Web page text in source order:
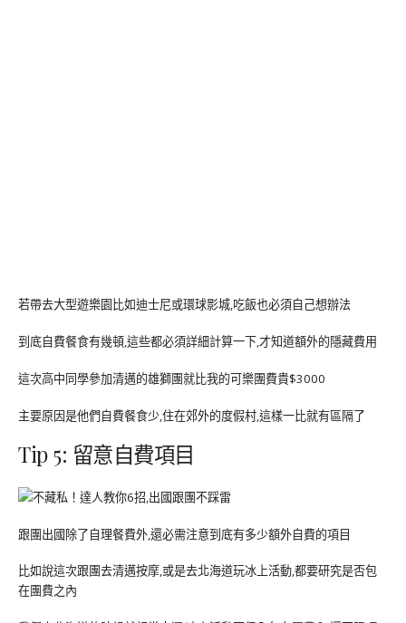
若帶去大型遊樂園比如迪士尼或環球影城,吃飯也必須自己想辦法
到底自費餐食有幾頓,這些都必須詳細計算一下,才知道額外的隱藏費用
這次高中同學參加清邁的雄獅團就比我的可樂團費貴$3000
主要原因是他們自費餐食少,住在郊外的度假村,這樣一比就有區隔了
Tip 5: 留意自費項目
跟團出國除了自理餐費外,還必需注意到底有多少額外自費的項目
比如說這次跟團去清邁按摩,或是去北海道玩冰上活動,都要研究是否包
在團費之內